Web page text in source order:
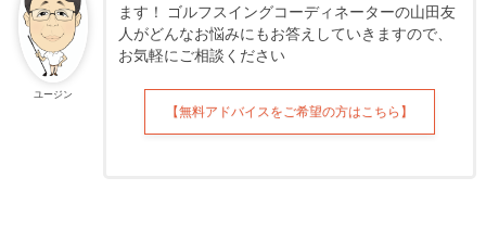
ユージン
ます！ ゴルフスイングコーディネーターの山田友
人がどんなお悩みにもお答えしていきますので、
お気軽にご相談ください
【無料アドバイスをご希望の方はこちら】